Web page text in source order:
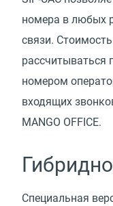
номера в любых
связи.
номером
входящих
MANGO OFFICE.
Специальная